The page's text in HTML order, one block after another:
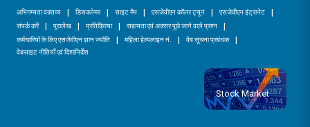
अभिगम्यता वक्तव्य डिसक्लेमर साइट मैप एसजेवीएन कॉलर ट्यून
एसजेवीएन इंट्रानेट
संपर्क करें
पुरालेख प्रतिक्रिया
सहायता एवं अक्सर पूछे जाने वाले प्रश्न
कर्मचारियों के लिए एसजेवीएन ज्ञान ज्योति
महिला हेल्पलाइन नं.
वेब सूचना प्रबंधक
वेबसाइट नीतियाँ एवं दिशानिर्देश
Stock Market